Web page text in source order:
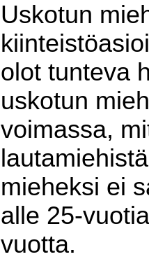
Uskotun
olot tunteva
uskotun
voimassa,
mieheksi ei
alle 25-
vuotta.